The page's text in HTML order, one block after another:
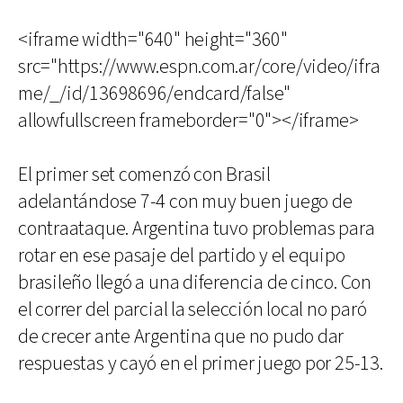
<iframe width="640" height="360"
src="https://www.espn.com.ar/core/video/ifra
me/_/id/13698696/endcard/false"
allowfullscreen frameborder="0"></iframe>
El primer set comenzó con Brasil
adelantándose 7-4 con muy buen juego de
contraataque. Argentina tuvo problemas para
rotar en ese pasaje del partido y el equipo
brasileño llegó a una diferencia de cinco. Con
el correr del parcial la selección local no paró
de crecer ante Argentina que no pudo dar
respuestas y cayó en el primer juego por 25-13.